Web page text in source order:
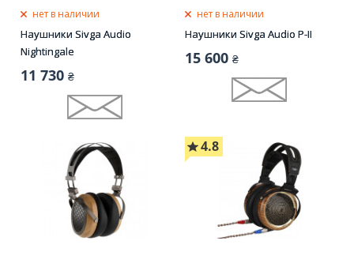
нет в наличии
Наушники Sivga Audio
Nightingale
11 730 ₴
нет в наличии
Наушники Sivga Audio P-II
15 600 ₴
4.8